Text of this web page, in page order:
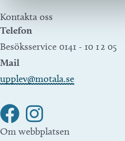
Kontakta oss
Telefon
Besöksservice 0141 - 10 1 2 05
Mail
upplev@motala.se
Om webbplatsen